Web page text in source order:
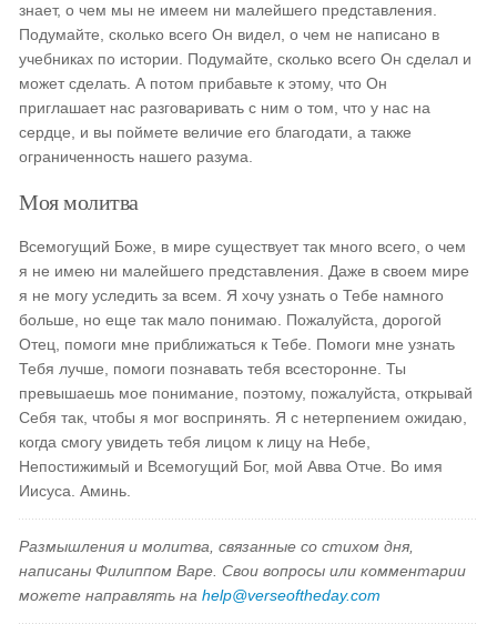
знает, о чем мы не имеем ни малейшего представления.
Подумайте, сколько всего Он видел, о чем не написано в
учебниках по истории. Подумайте, сколько всего Он сделал и
может сделать. А потом прибавьте к этому, что Он
приглашает нас разговаривать с ним о том, что у нас на
сердце, и вы поймете величие его благодати, а также
ограниченность нашего разума.
Моя молитва
Всемогущий Боже, в мире существует так много всего, о чем
я не имею ни малейшего представления. Даже в своем мире
я не могу уследить за всем. Я хочу узнать о Тебе намного
больше, но еще так мало понимаю. Пожалуйста, дорогой
Отец, помоги мне приближаться к Тебе. Помоги мне узнать
Тебя лучше, помоги познавать тебя всесторонне. Ты
превышаешь мое понимание, поэтому, пожалуйста, открывай
Себя так, чтобы я мог воспринять. Я с нетерпением ожидаю,
когда смогу увидеть тебя лицом к лицу на Небе,
Непостижимый и Всемогущий Бог, мой Авва Отче. Во имя
Иисуса. Аминь.
Размышления и молитва, связанные со стихом дня,
написаны Филиппом Варе. Свои вопросы или комментарии
можете направлять наhelp@verseoftheday.com